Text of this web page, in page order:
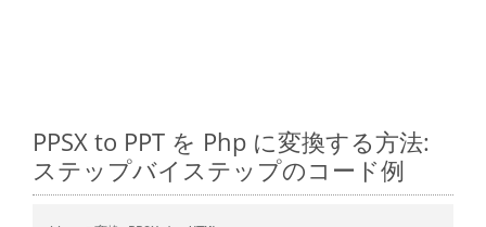
PPSX to PPT を Php に変換する方法:
ステップバイステップのコード例